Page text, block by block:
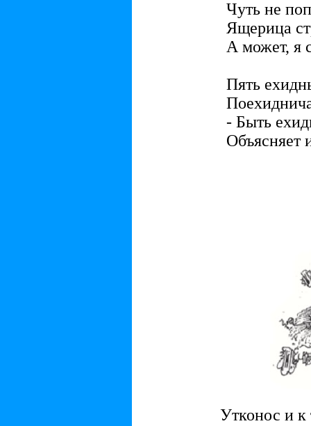
Чуть не
Ящерица
А может, я
Пять
- Быть
Объясняет
Утконос и к